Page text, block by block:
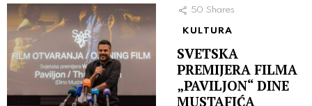
50 Shares
KULTURA
SVETSKA
PREMIJERA FILMA
„PAVILJON“ DINE
MUSTAFIĆA